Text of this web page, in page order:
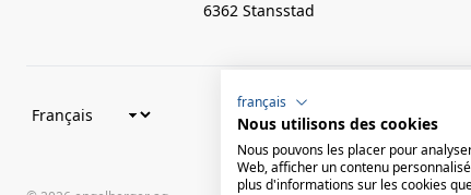
6362 Stansstad
français
Nous utilisons des cookies
Nous pouvons les placer pour
Web, afficher un contenu
plus d'informations sur les cookies